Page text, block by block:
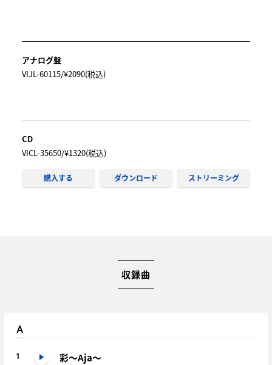
アナログ盤
VIJL-60115/¥2090(税込)
CD
VICL-35650/¥1320(税込)
購入する ダウンロード ストリーミング
収録曲
A
1 彩～Aja～